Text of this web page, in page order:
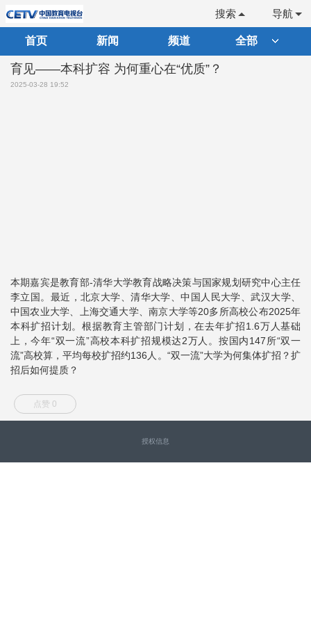
导航
搜索
首页 新闻 频道 全部
育见——本科扩容 为何重心在“优质”？
2025-03-28 19:52
本期嘉宾是教育部-清华大学教育战略决策与国家规划研究中心主任
李立国。最近，北京大学、清华大学、中国人民大学、武汉大学、
中国农业大学、上海交通大学、南京大学等20多所高校公布2025年
本科扩招计划。根据教育主管部门计划，在去年扩招1.6万人基础
上，今年“双一流”高校本科扩招规模达2万人。按国内147所“双一
流”高校算，平均每校扩招约136人。“双一流”大学为何集体扩招？扩
招后如何提质？
点赞 0
授权信息